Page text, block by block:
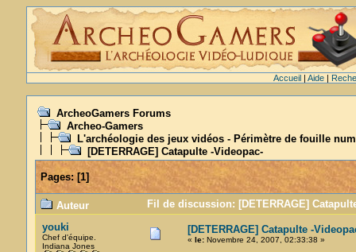
Accueil| Aide|
ArcheoGamers Forums
Archeo-Gamers
L'archéologie des jeux vidéos - Périmètre de fouille
[DETERRAGE] Catapulte -Videopac-
Pages:[1]
Auteur
Fil de discussion: [DETERRAGE]
youki
Chef d'équipe.
Indiana Jones
[DETERRAGE] Catapulte -
« le:Novembre 24, 2007, 02:33:38 »